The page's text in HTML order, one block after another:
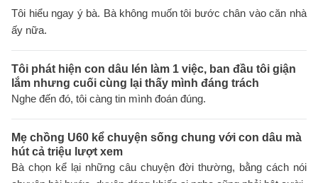
Tôi hiểu ngay ý bà. Bà không muốn tôi bước chân vào căn nhà
ấy nữa.
Tôi phát hiện con dâu lén làm 1 việc, ban đầu tôi giận
lắm nhưng cuối cùng lại thấy mình đáng trách
Nghe đến đó, tôi càng tin mình đoán đúng.
Mẹ chồng U60 kể chuyện sống chung với con dâu mà
hút cả triệu lượt xem
Bà chọn kể lại những câu chuyện đời thường, bằng cách nói